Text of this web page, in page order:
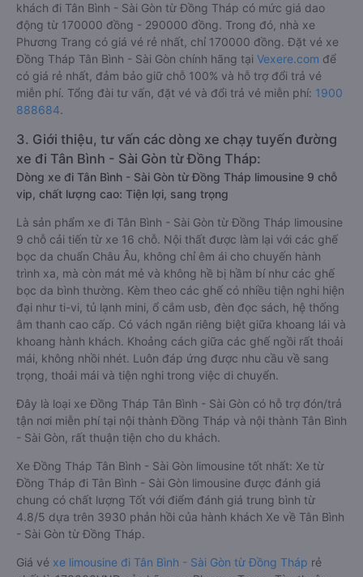
khách đi Tân Bình - Sài Gòn từ Đồng Tháp có mức giá dao
động từ 170000 đồng - 290000 đồng. Trong đó, nhà xe
Phương Trang có giá vé rẻ nhất, chỉ 170000 đồng. Đặt vé xe
Đồng Tháp Tân Bình - Sài Gòn chính hãng tại Vexere.com để
có giá rẻ nhất, đảm bảo giữ chỗ 100% và hỗ trợ đổi trả vé
miễn phí. Tổng đài tư vấn, đặt vé và đổi trả vé miễn phí: 1900
888684.
3. Giới thiệu, tư vấn các dòng xe chạy tuyến đường
xe đi Tân Bình - Sài Gòn từ Đồng Tháp:
Dòng xe đi Tân Bình - Sài Gòn từ Đồng Tháp limousine 9 chỗ
vip, chất lượng cao: Tiện lợi, sang trọng
Là sản phẩm xe đi Tân Bình - Sài Gòn từ Đồng Tháp limousine
9 chỗ cải tiến từ xe 16 chỗ. Nội thất được làm lại với các ghế
bọc da chuẩn Châu Âu, không chỉ êm ái cho chuyến hành
trình xa, mà còn mát mẻ và không hề bị hầm bí như các ghế
bọc da bình thường. Kèm theo các ghế có nhiều tiện nghi hiện
đại như ti-vi, tủ lạnh mini, ổ cắm usb, đèn đọc sách, hệ thống
âm thanh cao cấp. Có vách ngăn riêng biệt giữa khoang lái và
khoang hành khách. Khoảng cách giữa các ghế ngồi rất thoải
mái, không nhồi nhét. Luôn đáp ứng được nhu cầu về sang
trọng, thoải mái và tiện nghi trong việc di chuyển.
Đây là loại xe Đồng Tháp Tân Bình - Sài Gòn có hỗ trợ đón/trả
tận nơi miễn phí tại nội thành Đồng Tháp và nội thành Tân Bình
- Sài Gòn, rất thuận tiện cho du khách.
Xe Đồng Tháp Tân Bình - Sài Gòn limousine tốt nhất: Xe từ
Đồng Tháp đi Tân Bình - Sài Gòn limousine được đánh giá
chung có chất lượng Tốt với điểm đánh giá trung bình từ
4.8/5 dựa trên 3930 phản hồi của hành khách Xe về Tân Bình
- Sài Gòn từ Đồng Tháp.
Giá vé xe limousine đi Tân Bình - Sài Gòn từ Đồng Tháp rẻ